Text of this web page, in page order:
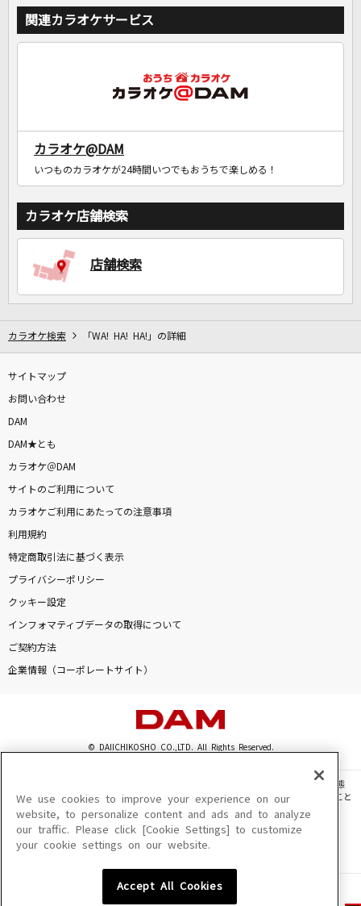
関連カラオケサービス
カラオケ@DAM
いつものカラオケが24時間いつでもおうちで楽しめる！
カラオケ店舗検索
店舗検索
カラオケ検索 「WA! HA! HA!」の詳細
サイトマップ
お問い合わせ
DAM
DAM★とも
カラオケ＠DAM
サイトのご利用について
カラオケご利用にあたっての注意事項
利用規約
特定商取引法に基づく表示
プライバシーポリシー
クッキー設定
インフォマティブデータの取得について
ご契約方法
企業情報（コーポレートサイト）
© DAIICHIKOSHO CO.,LTD. All Rights Reserved.
このサイトに掲載されている一切の文章・画像・写真・動画・音声等を、手段や形態
を問わず、著作権法の定める範囲を超えて無断で複製、転載、ファイル化などすること
を禁じます。
楽曲及びコンテンツは、機種によりご利用いただけない場合があります。
楽曲及びコンテンツの配信日、配信内容が変更になる場合があります。
We use cookies to improve your experience on our
website, to personalize content and ads and to analyze
our traffic. Please click [Cookie Settings] to customize
your cookie settings on our website.
Accept All Cookies